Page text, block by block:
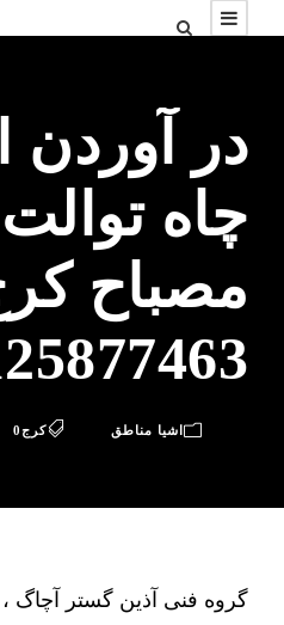
در آوردن
چاه توالت
مصباح
اشیا مناطق کرج0